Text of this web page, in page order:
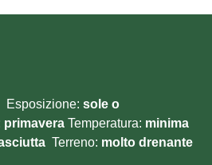
Esposizione: sole o
primavera Temperatura: minima
Terreno: molto drenante